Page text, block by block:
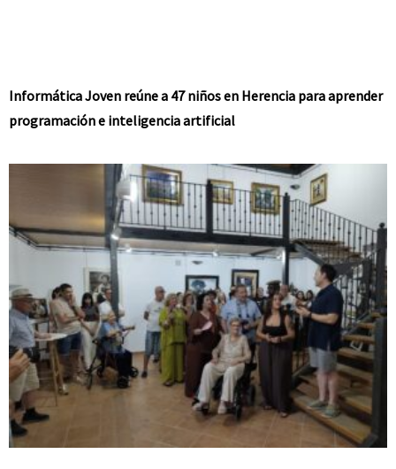
Informática Joven reúne a 47 niños en Herencia para aprender
programación e inteligencia artificial